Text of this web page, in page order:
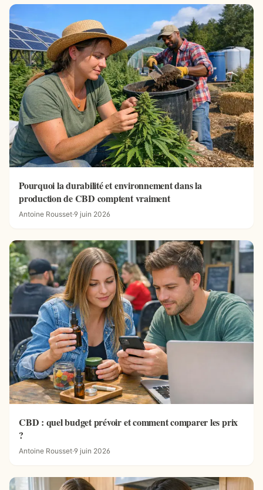
Pourquoi la durabilité et environnement dans la
production de CBD comptent vraiment
Antoine Rousset·9 juin 2026
CBD : quel budget prévoir et comment comparer les prix
?
Antoine Rousset·9 juin 2026